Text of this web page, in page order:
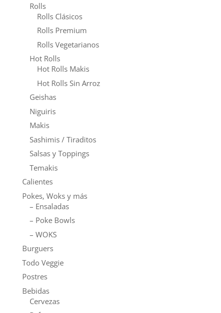
Rolls
Rolls Clásicos
Rolls Premium
Rolls Vegetarianos
Hot Rolls
Hot Rolls Makis
Hot Rolls Sin Arroz
Geishas
Niguiris
Makis
Sashimis / Tiraditos
Salsas y Toppings
Temakis
Calientes
Pokes, Woks y más
– Ensaladas
– Poke Bowls
– WOKS
Burguers
Todo Veggie
Postres
Bebidas
Cervezas